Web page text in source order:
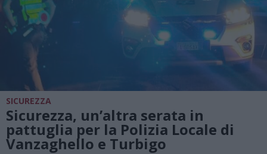
SICUREZZA
Sicurezza, un’altra serata in
pattuglia per la Polizia Locale di
Vanzaghello e Turbigo